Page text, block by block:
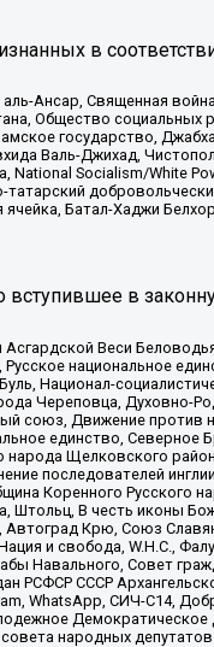
в
Ансар, Священная
Общество
государство,
Валь-Джихад,
Socialism/White
татарский
Батал-Хаджи
вступившее в
Веси
национальное
Национал-
Череповца, Духовно-
союз, Движение против
единство, Северное
народа Щелковского
последователей
Коренного Русского
Штольц, В честь иконы
Крю, Союз
и свобода, W.H.С.,
Навального, Совет
РСФСР СССР
WhatsApp, СИЧ-С14,
народных